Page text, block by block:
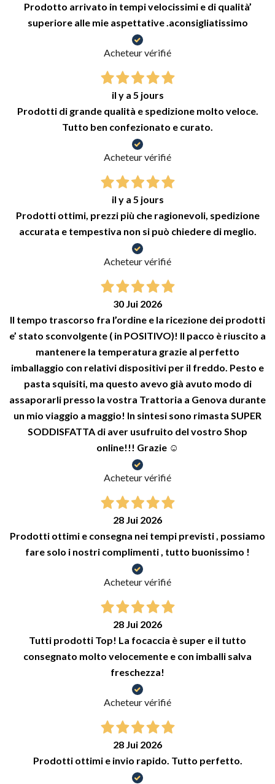
Prodotto arrivato in tempi velocissimi e di qualità’
superiore alle mie aspettative .aconsigliatissimo
Acheteur vérifié
il y a 5 jours
Prodotti di grande qualità e spedizione molto veloce.
Tutto ben confezionato e curato.
Acheteur vérifié
il y a 5 jours
Prodotti ottimi, prezzi più che ragionevoli, spedizione
accurata e tempestiva non si può chiedere di meglio.
Acheteur vérifié
30 Jui 2026
Il tempo trascorso fra l’ordine e la ricezione dei prodotti
e’ stato sconvolgente ( in POSITIVO)! Il pacco è riuscito a
mantenere la temperatura grazie al perfetto
imballaggio con relativi dispositivi per il freddo. Pesto e
pasta squisiti, ma questo avevo già avuto modo di
assaporarli presso la vostra Trattoria a Genova durante
un mio viaggio a maggio! In sintesi sono rimasta SUPER
SODDISFATTA di aver usufruito del vostro Shop
online!!! Grazie ☺️
Acheteur vérifié
28 Jui 2026
Prodotti ottimi e consegna nei tempi previsti , possiamo
fare solo i nostri complimenti , tutto buonissimo !
Acheteur vérifié
28 Jui 2026
Tutti prodotti Top! La focaccia è super e il tutto
consegnato molto velocemente e con imballi salva
freschezza!
Acheteur vérifié
28 Jui 2026
Prodotti ottimi e invio rapido. Tutto perfetto.